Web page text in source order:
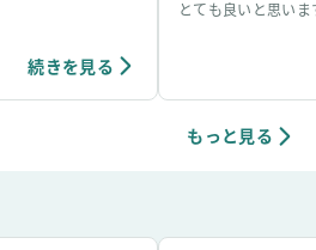
続きを見る
とても良いと思い
もっと見る